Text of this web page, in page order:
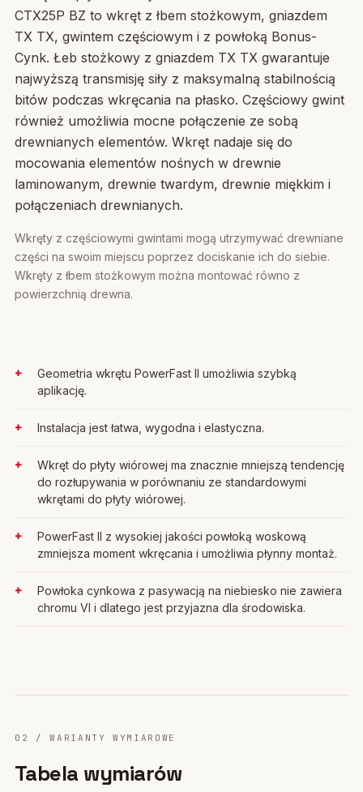
CTX25P BZ to wkręt z łbem stożkowym, gniazdem
TX TX, gwintem częściowym i z powłoką Bonus-
Cynk. Łeb stożkowy z gniazdem TX TX gwarantuje
najwyższą transmisję siły z maksymalną stabilnością
bitów podczas wkręcania na płasko. Częściowy gwint
również umożliwia mocne połączenie ze sobą
drewnianych elementów. Wkręt nadaje się do
mocowania elementów nośnych w drewnie
laminowanym, drewnie twardym, drewnie miękkim i
połączeniach drewnianych.
Wkręty z częściowymi gwintami mogą utrzymywać drewniane
części na swoim miejscu poprzez dociskanie ich do siebie.
Wkręty z łbem stożkowym można montować równo z
powierzchnią drewna.
Geometria wkrętu PowerFast II umożliwia szybką
aplikację.
Instalacja jest łatwa, wygodna i elastyczna.
Wkręt do płyty wiórowej ma znacznie mniejszą tendencję
do rozłupywania w porównaniu ze standardowymi
wkrętami do płyty wiórowej.
PowerFast II z wysokiej jakości powłoką woskową
zmniejsza moment wkręcania i umożliwia płynny montaż.
Powłoka cynkowa z pasywacją na niebiesko nie zawiera
chromu VI i dlatego jest przyjazna dla środowiska.
02 / WARIANTY WYMIAROWE
Tabela wymiarów